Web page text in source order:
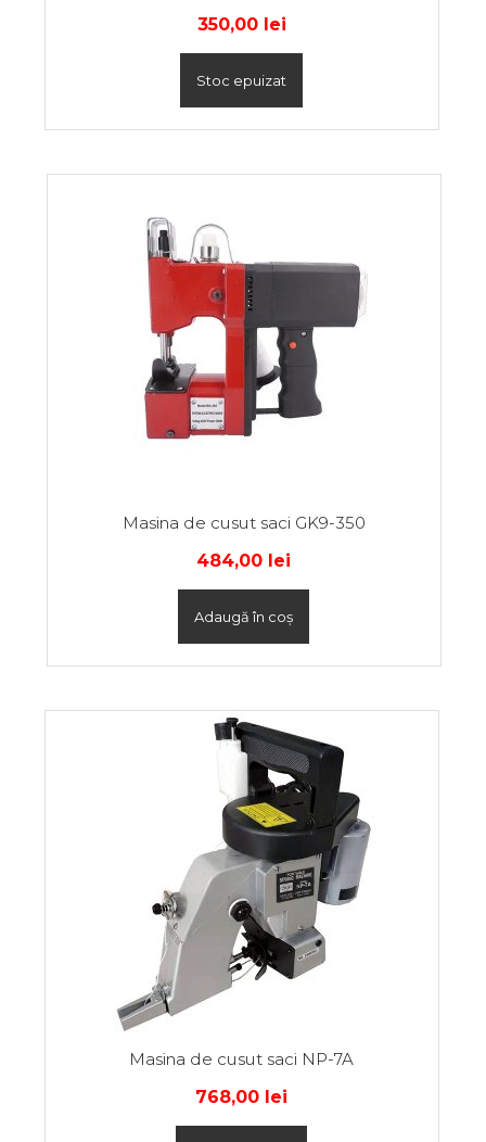
350,00 lei
Stoc epuizat
Masina de cusut saci GK9-350
484,00 lei
Adaugă în coș
Masina de cusut saci NP-7A
768,00 lei